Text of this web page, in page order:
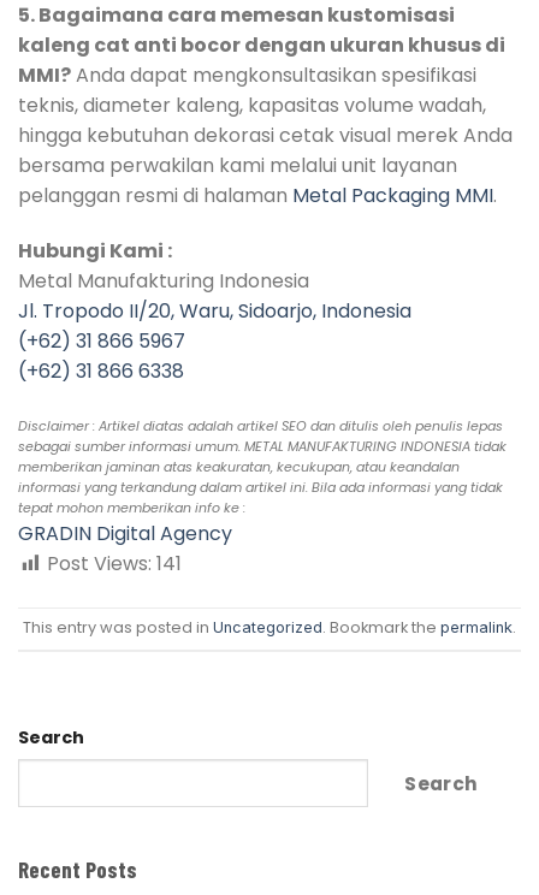
5. Bagaimana cara memesan kustomisasi
kaleng cat anti bocor dengan ukuran khusus di
MMI?Anda dapat mengkonsultasikan spesifikasi
teknis, diameter kaleng, kapasitas volume wadah,
hingga kebutuhan dekorasi cetak visual merek Anda
bersama perwakilan kami melalui unit layanan
pelanggan resmi di halaman Metal Packaging MMI.
Hubungi Kami :
Metal Manufakturing Indonesia
Jl. Tropodo II/20, Waru, Sidoarjo, Indonesia
(+62) 31 866 5967
(+62) 31 866 6338
Disclaimer : Artikel diatas adalah artikel SEO dan ditulis oleh penulis lepas
sebagai sumber informasi umum. METAL MANUFAKTURING INDONESIA tidak
memberikan jaminan atas keakuratan, kecukupan, atau keandalan
informasi yang terkandung dalam artikel ini. Bila ada informasi yang tidak
tepat mohon memberikan info ke :
GRADIN Digital Agency
Post Views: 141
This entry was posted in Uncategorized. Bookmark the permalink.
Search
Search
Recent Posts